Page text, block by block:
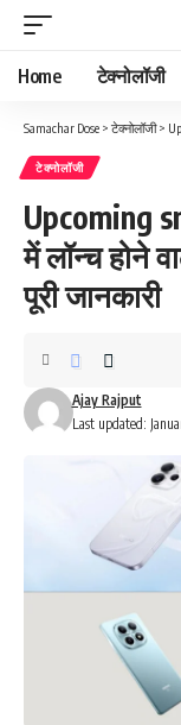
Home टेक्नोलॉजी
Samachar Dose > टेक्नोलॉजी>
टेक्नोलॉजी
Upcoming
में लॉन्च होने
पूरी जानकारी
Last updated:
Ajay Rajput